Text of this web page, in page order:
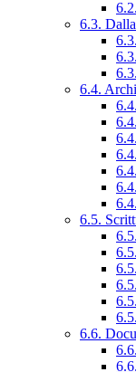
6.3.
6.4.
6.5.
6.6.